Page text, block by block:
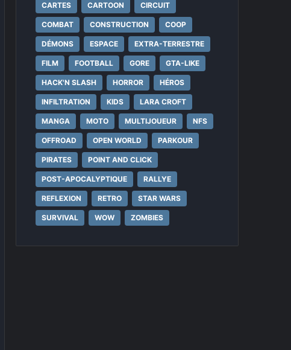
CARTES CARTOON CIRCUIT
COMBAT CONSTRUCTION COOP
DÉMONS ESPACE EXTRA-TERRESTRE
FILM FOOTBALL GORE GTA-LIKE
HACK'N SLASH HORROR HÉROS
INFILTRATION KIDS LARA CROFT
MANGA MOTO MULTIJOUEUR NFS
OFFROAD OPEN WORLD PARKOUR
PIRATES POINT AND CLICK
POST-APOCALYPTIQUE RALLYE
REFLEXION RETRO STAR WARS
SURVIVAL WOW ZOMBIES